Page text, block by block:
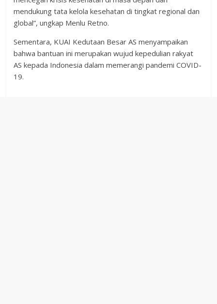
mendukung tata kelola kesehatan di tingkat regional dan
global”, ungkap Menlu Retno.
Sementara, KUAI Kedutaan Besar AS menyampaikan
bahwa bantuan ini merupakan wujud kepedulian rakyat
AS kepada Indonesia dalam memerangi pandemi COVID-
19.